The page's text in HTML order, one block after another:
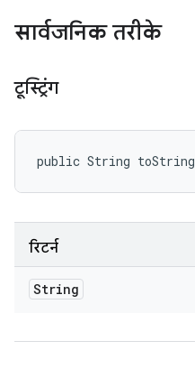
सार्वजनिक तरीके
टूस्ट्रिंग
public String
रिटर्न
String